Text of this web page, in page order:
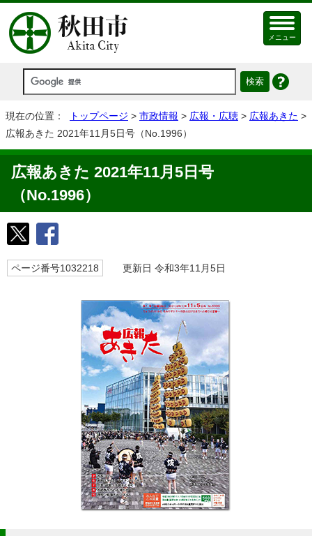
メニュー
現在の位置： トップページ > 市政情報 > 広報・広聴 > 広報あきた >
広報あきた 2021年11月5日号（No.1996）
広報あきた 2021年11月5日号
（No.1996）
ページ番号1032218 更新日 令和3年11月5日